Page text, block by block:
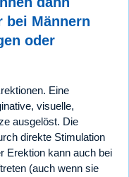
bei Männern
oder
Eine
visuelle,
ausgelöst. Die
direkte Stimulation
Erektion kann auch bei
(auch wenn sie